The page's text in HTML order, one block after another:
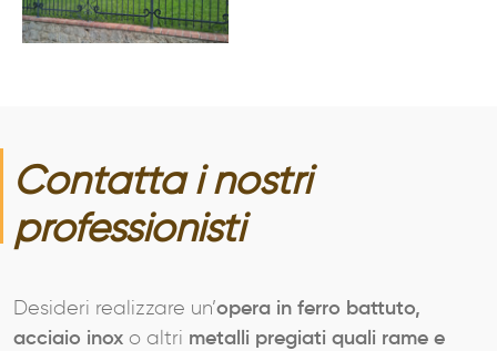
SERVIZI
PRODOTTI
NEWS
Contatta i nostri
professionisti
Desideri realizzare un’opera in ferro battuto,
acciaio inox o altri metalli pregiati quali rame e